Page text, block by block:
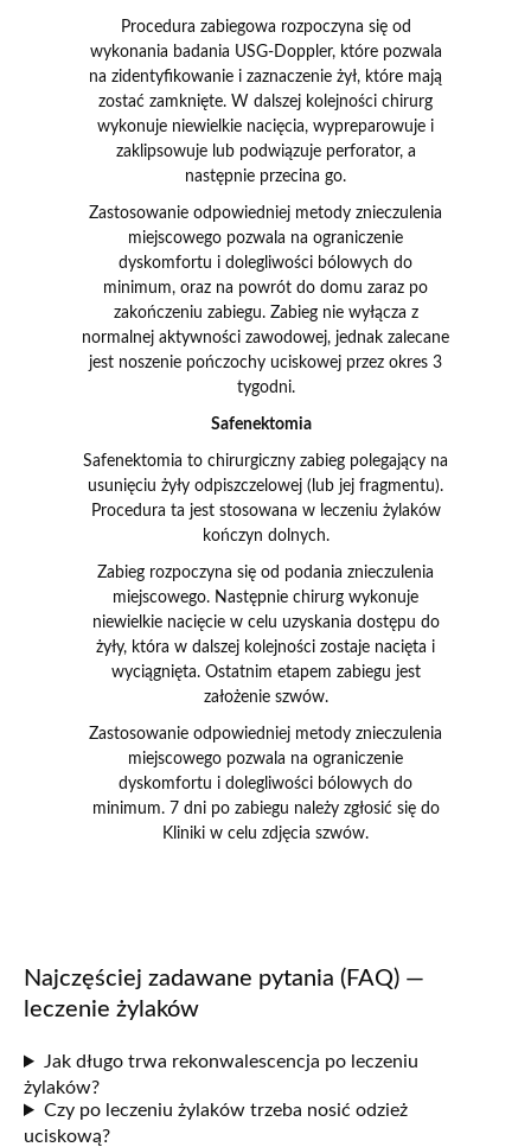
Procedura zabiegowa rozpoczyna się od
wykonania badania USG-Doppler, które pozwala
na zidentyfikowanie i zaznaczenie żył, które mają
zostać zamknięte. W dalszej kolejności chirurg
wykonuje niewielkie nacięcia, wypreparowuje i
zaklipsowuje lub podwiązuje perforator, a
następnie przecina go.
Zastosowanie odpowiedniej metody znieczulenia
miejscowego pozwala na ograniczenie
dyskomfortu i dolegliwości bólowych do
minimum, oraz na powrót do domu zaraz po
zakończeniu zabiegu. Zabieg nie wyłącza z
normalnej aktywności zawodowej, jednak zalecane
jest noszenie pończochy uciskowej przez okres 3
tygodni.
Safenektomia
Safenektomia to chirurgiczny zabieg polegający na
usunięciu żyły odpiszczelowej (lub jej fragmentu).
Procedura ta jest stosowana w leczeniu żylaków
kończyn dolnych.
Zabieg rozpoczyna się od podania znieczulenia
miejscowego. Następnie chirurg wykonuje
niewielkie nacięcie w celu uzyskania dostępu do
żyły, która w dalszej kolejności zostaje nacięta i
wyciągnięta. Ostatnim etapem zabiegu jest
założenie szwów.
Zastosowanie odpowiedniej metody znieczulenia
miejscowego pozwala na ograniczenie
dyskomfortu i dolegliwości bólowych do
minimum. 7 dni po zabiegu należy zgłosić się do
Kliniki w celu zdjęcia szwów.
Najczęściej zadawane pytania (FAQ) —
leczenie żylaków
Jak długo trwa rekonwalescencja po leczeniu
żylaków?
Czy po leczeniu żylaków trzeba nosić odzież
uciskową?